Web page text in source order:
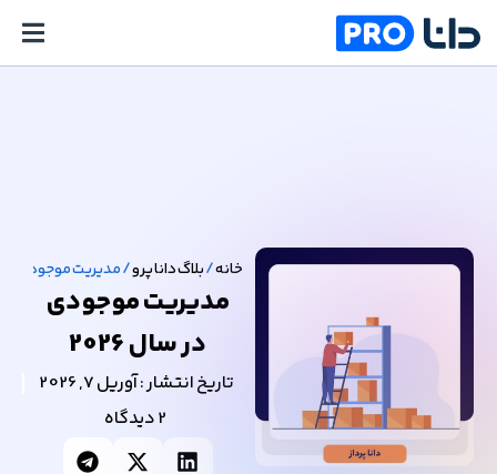
خانه/بلاگ دانا پرو/مدیریت موجودی در
مدیریت موجودی
در سال 2026
تاریخ انتشار :آوریل 7, 2026
2 دیدگاه